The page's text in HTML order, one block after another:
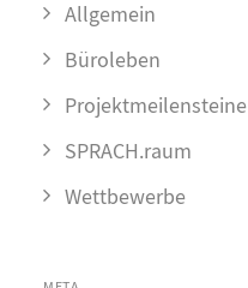
Allgemein
Büroleben
Projektmeilensteine
SPRACH.raum
Wettbewerbe